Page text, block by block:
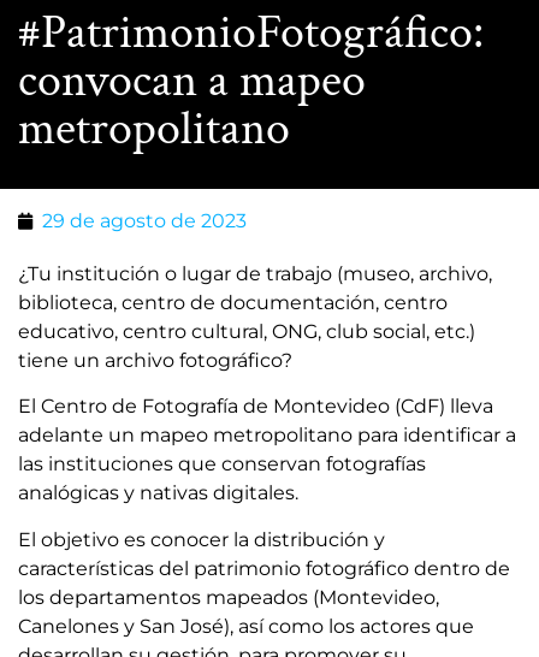
#PatrimonioFotográfico:
convocan a mapeo
metropolitano
29 de agosto de 2023
¿Tu institución o lugar de trabajo (museo, archivo,
biblioteca, centro de documentación, centro
educativo, centro cultural, ONG, club social, etc.)
tiene un archivo fotográfico?
El Centro de Fotografía de Montevideo (CdF) lleva
adelante un mapeo metropolitano para identificar a
las instituciones que conservan fotografías
analógicas y nativas digitales.
El objetivo es conocer la distribución y
características del patrimonio fotográfico dentro de
los departamentos mapeados (Montevideo,
Canelones y San José), así como los actores que